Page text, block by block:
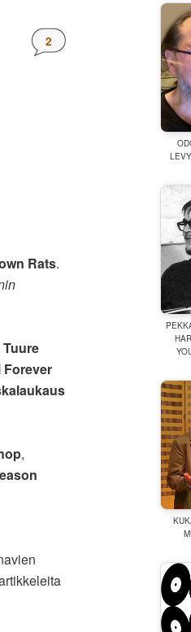
Kommentteja:
2
Rats.
Tuure
Forever
,